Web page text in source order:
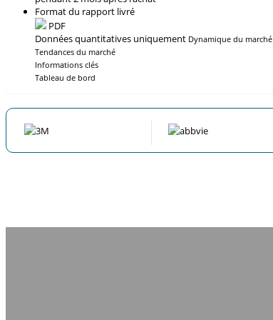
Format du rapport livré
PDF
Données quantitatives uniquement Dynamique du marché
Tendances du marché
Informations clés
Tableau de bord